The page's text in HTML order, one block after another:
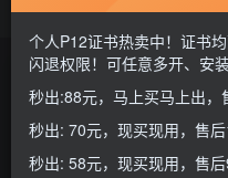
这家伙很懒，什么都没有写...
文章 108 收藏0 评论
个人P12证书热卖中！证书
闪退权限！可任意多开、安
秒出:88元，马上买马上出
秒出: 70元，现买现用，售
秒出: 58元，现买现用，售